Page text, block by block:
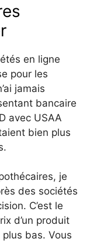
en ligne
pour les
jamais
bancaire
avec USAA
bien plus
je
des sociétés
C’est le
d’un produit
bas. Vous